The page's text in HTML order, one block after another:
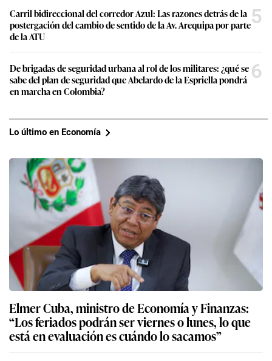
Carril bidireccional del corredor Azul: Las razones detrás de la
postergación del cambio de sentido de la Av. Arequipa por parte
de la ATU
5
De brigadas de seguridad urbana al rol de los militares: ¿qué se
sabe del plan de seguridad que Abelardo de la Espriella pondrá
en marcha en Colombia?
6
Lo último en Economía
Elmer Cuba, ministro de Economía y Finanzas:
“Los feriados podrán ser viernes o lunes, lo que
está en evaluación es cuándo lo sacamos”